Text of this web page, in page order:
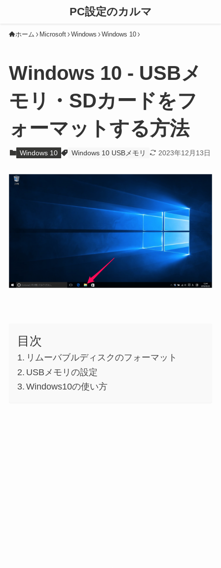
PC設定のカルマ
ホーム Microsoft Windows Windows 10
Windows 10 - USBメ
モリ・SDカードをフ
ォーマットする方法
Windows 10 Windows 10 USBメモリ 2023年12月13日
目次
リムーバブルディスクのフォーマット
USBメモリの設定
Windows10の使い方